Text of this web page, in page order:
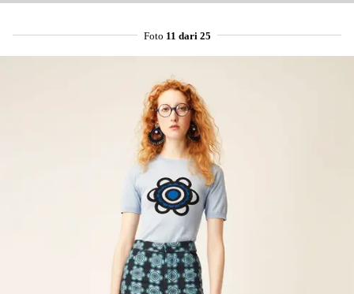
Foto 11 dari 25